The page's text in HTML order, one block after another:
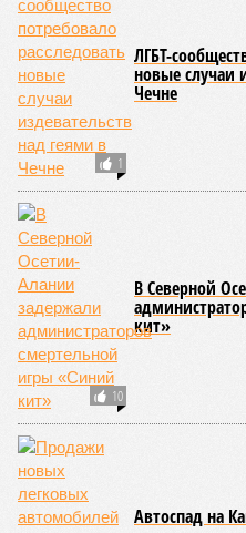
1
ЛГБТ-
новые случаи
Чечне
10
В Северной
кит»
Автоспад на